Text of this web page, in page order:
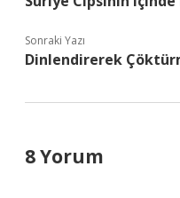
Sonraki Yazı
Dinlendirerek
8 Yorum